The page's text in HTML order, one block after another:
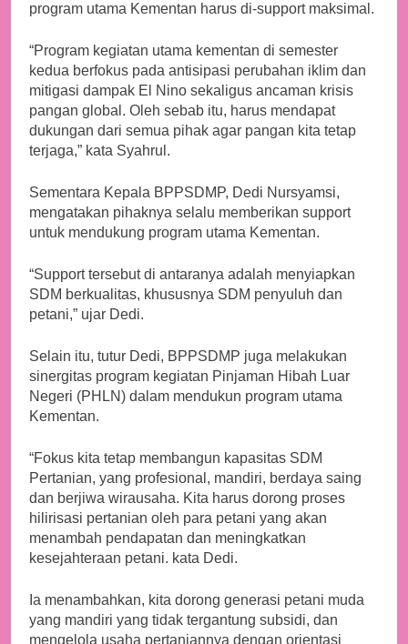
program utama Kementan harus di-support maksimal.
“Program kegiatan utama kementan di semester
kedua berfokus pada antisipasi perubahan iklim dan
mitigasi dampak El Nino sekaligus ancaman krisis
pangan global. Oleh sebab itu, harus mendapat
dukungan dari semua pihak agar pangan kita tetap
terjaga,” kata Syahrul.
Sementara Kepala BPPSDMP, Dedi Nursyamsi,
mengatakan pihaknya selalu memberikan support
untuk mendukung program utama Kementan.
“Support tersebut di antaranya adalah menyiapkan
SDM berkualitas, khususnya SDM penyuluh dan
petani,” ujar Dedi.
Selain itu, tutur Dedi, BPPSDMP juga melakukan
sinergitas program kegiatan Pinjaman Hibah Luar
Negeri (PHLN) dalam mendukun program utama
Kementan.
“Fokus kita tetap membangun kapasitas SDM
Pertanian, yang profesional, mandiri, berdaya saing
dan berjiwa wirausaha. Kita harus dorong proses
hilirisasi pertanian oleh para petani yang akan
menambah pendapatan dan meningkatkan
kesejahteraan petani. kata Dedi.
Ia menambahkan, kita dorong generasi petani muda
yang mandiri yang tidak tergantung subsidi, dan
mengelola usaha pertaniannya dengan orientasi